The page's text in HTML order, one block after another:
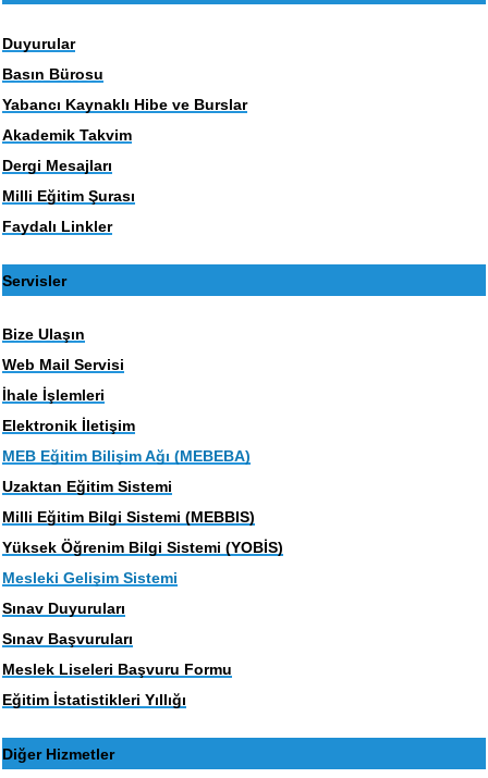
Duyurular
Basın Bürosu
Yabancı Kaynaklı Hibe ve Burslar
Akademik Takvim
Dergi Mesajları
Milli Eğitim Şurası
Faydalı Linkler
Servisler
Bize Ulaşın
Web Mail Servisi
İhale İşlemleri
Elektronik İletişim
MEB Eğitim Bilişim Ağı (MEBEBA)
Uzaktan Eğitim Sistemi
Milli Eğitim Bilgi Sistemi (MEBBIS)
Yüksek Öğrenim Bilgi Sistemi (YOBİS)
Mesleki Gelişim Sistemi
Sınav Duyuruları
Sınav Başvuruları
Meslek Liseleri Başvuru Formu
Eğitim İstatistikleri Yıllığı
Diğer Hizmetler